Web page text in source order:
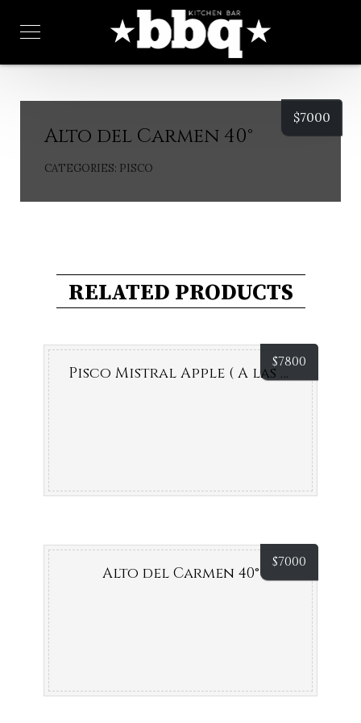
Alto del Carmen 40°
CATEGORIES: PISCO
$7000
RELATED PRODUCTS
$7800
Pisco Mistral Apple ( A las rocas)
$7000
Alto del Carmen 40°